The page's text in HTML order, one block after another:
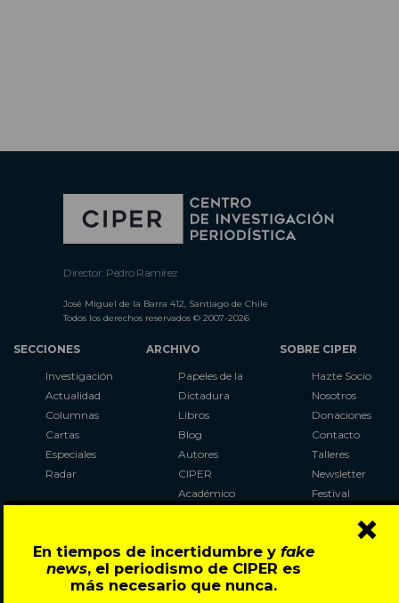
En tiempos de incertidumbre y fake
news, el periodismo de CIPER es
más necesario que nunca.
×
Director: Pedro Ramírez
José Miguel de la Barra 412, Santiago de Chile
Todos los derechos reservados © 2007-2026
SECCIONES
Investigación
Actualidad
Columnas
Cartas
Especiales
Radar
ARCHIVO
Papeles de la
Dictadura
Libros
Blog
Autores
CIPER
Académico
Al Plebiscito
con CIPER
SOBRE CIPER
Hazte Socio
Nosotros
Donaciones
Contacto
Talleres
Newsletter
Festival